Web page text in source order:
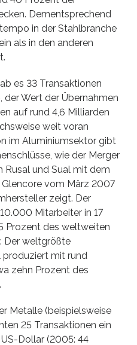
Dementsprechend
in der Stahlbranche
als in den anderen
es 33 Transaktionen
der Wert der Übernahmen
auf rund 4,6 Milliarden
weit voran
im Aluminiumsektor gibt
wie der Merger
Rusal und Sual mit dem
vom März 2007
zeigt. Der
Mitarbeiter in 17
Prozent des weltweiten
Der weltgrößte
mit rund
zehn Prozent des
Metalle (beispielsweise
25 Transaktionen ein
Dollar (2005: 44